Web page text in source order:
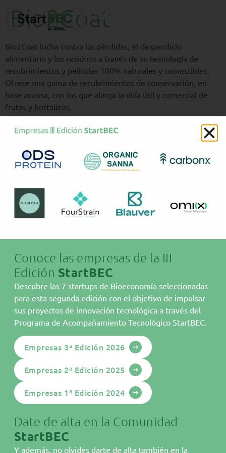
Bio2Coat
Bio2Coat lucha contra las pérdidas, el desperdicio
alimentario y los residuos a través de su tecnología de
recubrimientos y películas 100% naturales y comestibles.
Ofrece una gama de recubrimientos de conservación, en
base acuosa, con los que alarga la vida útil y comercial de
frutas y hortalizas.
Los recubrimientos Bio2Coat se aplican sobre la superficie
de la fruta en origen, empleando las técnicas habituales de
tratamientos poscosecha, como pulverización u otras. La
finísima película comestible que se crea sobre la piel,
retarda la sobremaduración y senescencia, reduce las
mermas por deshidratación, protege contra la oxidación, el
deterioro y la contaminación microbiológica, mantiene el
valor nutricional y mejora la apariencia sin necesidad de
Sobre AINIA
Áreas StartBEC
Comunidad
Conoce las empresas de la III
Edición StartBEC
Descubre las 7 startups de Bioeconomía seleccionadas
para esta segunda edición con el objetivo de impulsar
sus proyectos de innovación tecnológica a través del
Programa de Acompañamiento Tecnológico StartBEC.
Empresas 3ª Edición 2026
Empresas 2ª Edición 2025
Empresas 1ª Edición 2024
Date de alta en la Comunidad
StartBEC
Y además, no olvides darte de alta también en la